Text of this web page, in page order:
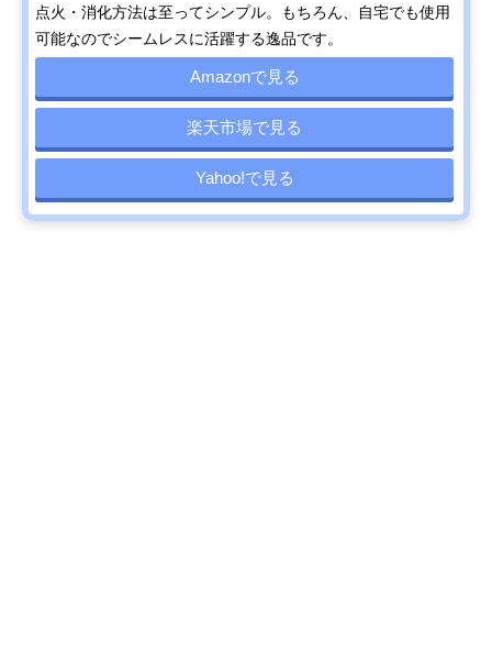
点火・消化方法は至ってシンプル。もちろん、自宅でも使用
可能なのでシームレスに活躍する逸品です。
Amazonで見る
楽天市場で見る
Yahoo!で見る